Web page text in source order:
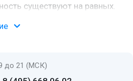
существуют на равных.
флаконе
соединять анархичный панк
Кингстонский
до 21 (МСК)